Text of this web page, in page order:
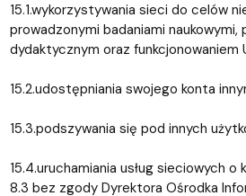
15.1.wykorzystywania sieci do celów
prowadzonymi badaniami naukowymi,
dydaktycznym oraz funkcjonowaniem
15.2.udostępniania swojego konta
15.3.podszywania się pod innych
15.4.uruchamiania usług sieciowych
8.3 bez zgody Dyrektora Ośrodka